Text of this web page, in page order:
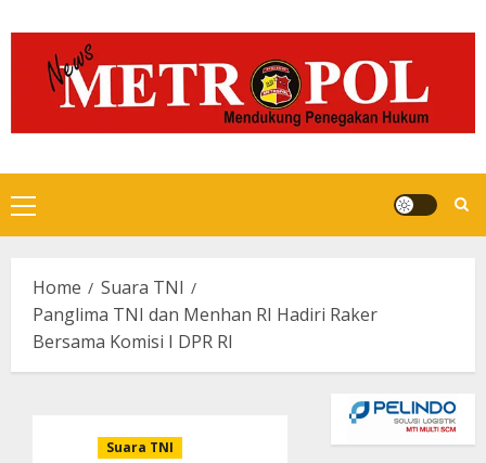
to
content
Primary
Menu
Home
Suara TNI
Panglima TNI dan Menhan RI Hadiri Raker
Bersama Komisi I DPR RI
Suara TNI